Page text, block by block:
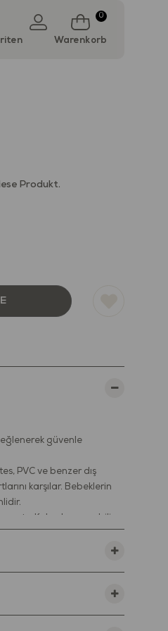
Warenkorb
0
Produkt.
güvenle
PVC ve benzer dış
karşılar. Bebeklerin
yardımcı olur.